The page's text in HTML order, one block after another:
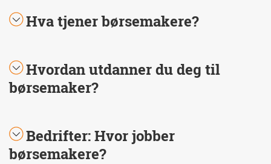
Hva tjener børsemakere?
Hvordan utdanner du deg til
børsemaker?
Bedrifter: Hvor jobber
børsemakere?